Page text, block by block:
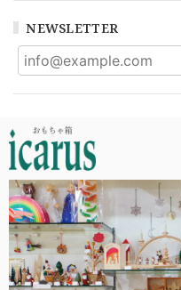
NEWSLETTER